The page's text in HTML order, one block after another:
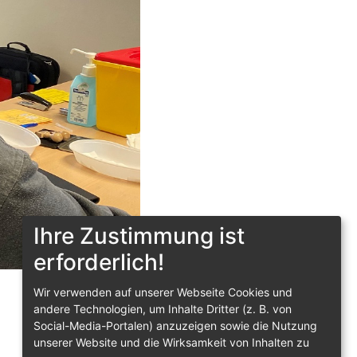
Ihre Zustimmung ist
erforderlich!
Wir verwenden auf unserer Webseite Cookies und
andere Technologien, um Inhalte Dritter (z. B. von
Social-Media-Portalen) anzuzeigen sowie die Nutzung
unserer Website und die Wirksamkeit von Inhalten zu